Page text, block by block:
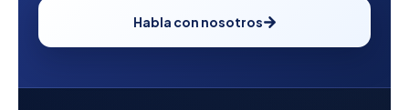
Habla con nosotros